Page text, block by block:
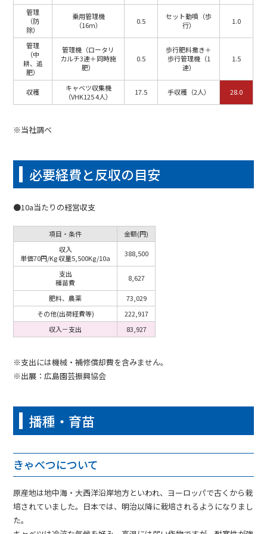
管理
（防
除）
乗用管理機
（16m）
0.5
セット動噴（歩
行）
1.0
管理
（中
耕、追
肥）
管理機（ロータリ
カルチ3連＋同時施
肥）
0.5
歩行肥料撒き＋
歩行管理機（1
連）
1.5
収穫
キャベツ収集機
（VHK125 4人）
17.5 手収穫（2人） 28.0
※当社調べ
必要経費と反収の目安
●10a当たりの経営収支
項目・条件
金額(円)
収入
単価70円/Kg 収量5,500Kg/10a
388,500
支出
種苗費
8,627
肥料、農薬
73,029
その他(出荷経費等)
222,917
収入－支出
83,927
※支出には機械・補修償却費を含みません。
※出展：広島園芸振興協会
播種・育苗
きゃべつについて
原産地は地中海・大西洋沿岸地方といわれ、ヨーロッパで古くから栽
培されていました。日本では、明治以降に栽培されるようになりまし
た。